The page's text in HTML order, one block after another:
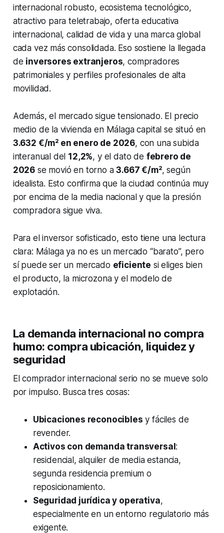
internacional robusto, ecosistema tecnológico,
atractivo para teletrabajo, oferta educativa
internacional, calidad de vida y una marca global
cada vez más consolidada. Eso sostiene la llegada
de inversores extranjeros, compradores
patrimoniales y perfiles profesionales de alta
movilidad.
Además, el mercado sigue tensionado. El precio
medio de la vivienda en Málaga capital se situó en
3.632 €/m² en enero de 2026, con una subida
interanual del 12,2%, y el dato de febrero de
2026 se movió en torno a3.667 €/m², según
idealista. Esto confirma que la ciudad continúa muy
por encima de la media nacional y que la presión
compradora sigue viva.
Para el inversor sofisticado, esto tiene una lectura
clara: Málaga ya no es un mercado “barato”, pero
sí puede ser un mercado eficiente si eliges bien
el producto, la microzona y el modelo de
explotación.
La demanda internacional no compra
humo: compra ubicación, liquidez y
seguridad
El comprador internacional serio no se mueve solo
por impulso. Busca tres cosas:
Ubicaciones reconocibles y fáciles de
revender.
Activos con demanda transversal :
residencial, alquiler de media estancia,
segunda residencia premium o
reposicionamiento.
Seguridad jurídica y operativa,
especialmente en un entorno regulatorio más
exigente.